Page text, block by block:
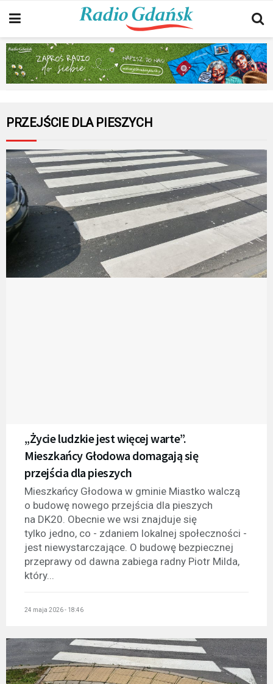
PRZEJŚCIE DLA PIESZYCH
„Życie ludzkie jest więcej warte”.
Mieszkańcy Głodowa domagają się
przejścia dla pieszych
Mieszkańcy Głodowa w gminie Miastko walczą
o budowę nowego przejścia dla pieszych
na DK20. Obecnie we wsi znajduje się
tylko jedno, co - zdaniem lokalnej społeczności -
jest niewystarczające. O budowę bezpiecznej
przeprawy od dawna zabiega radny Piotr Milda,
który...
24 maja 2026 - 18:46